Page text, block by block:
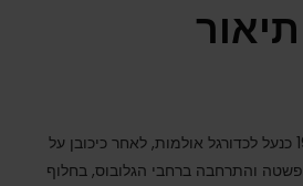
תיאור
הושקה לראשונה בשנות 1950 כנעל לכדורגל אולמות, לאחר כיכובן על
והתרחבה ברחבי הגלובוס, בחלוף